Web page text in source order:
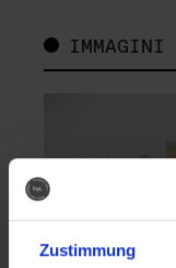
Zustimmung
IMMAGINI